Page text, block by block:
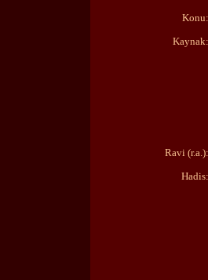
Konu:
Kaynak:
Ravi (r.a.):
Hadis: